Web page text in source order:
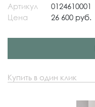
Артикул
0124610001
Цена
26 600 руб.
Купить в один клик